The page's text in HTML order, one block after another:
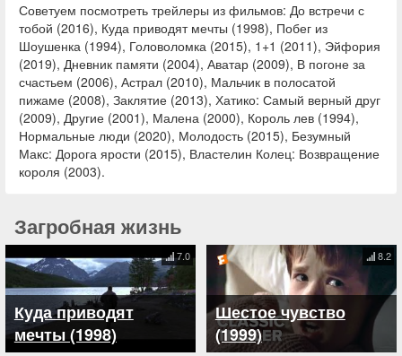
Советуем посмотреть трейлеры из фильмов: До встречи с
тобой (2016), Куда приводят мечты (1998), Побег из
Шоушенка (1994), Головоломка (2015), 1+1 (2011), Эйфория
(2019), Дневник памяти (2004), Аватар (2009), В погоне за
счастьем (2006), Астрал (2010), Мальчик в полосатой
пижаме (2008), Заклятие (2013), Хатико: Самый верный друг
(2009), Другие (2001), Малена (2000), Король лев (1994),
Нормальные люди (2020), Молодость (2015), Безумный
Макс: Дорога ярости (2015), Властелин Колец: Возвращение
короля (2003).
Загробная жизнь
Куда приводят
мечты (1998)
7.0
Шестое чувство
(1999)
8.2